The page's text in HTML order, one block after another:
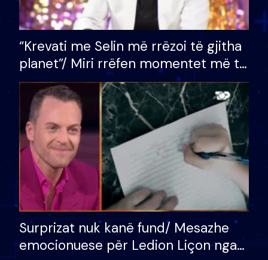
“Krevati me Selin më rrëzoi të gjitha
planet”/ Miri rrëfen momentet më të
bukura në shtëpinë e BB VIP: Do më
mungojë zilja e mëngjesit kur…
Surprizat nuk kanë fund/ Mesazhe
emocionuese për Ledion Liçon nga